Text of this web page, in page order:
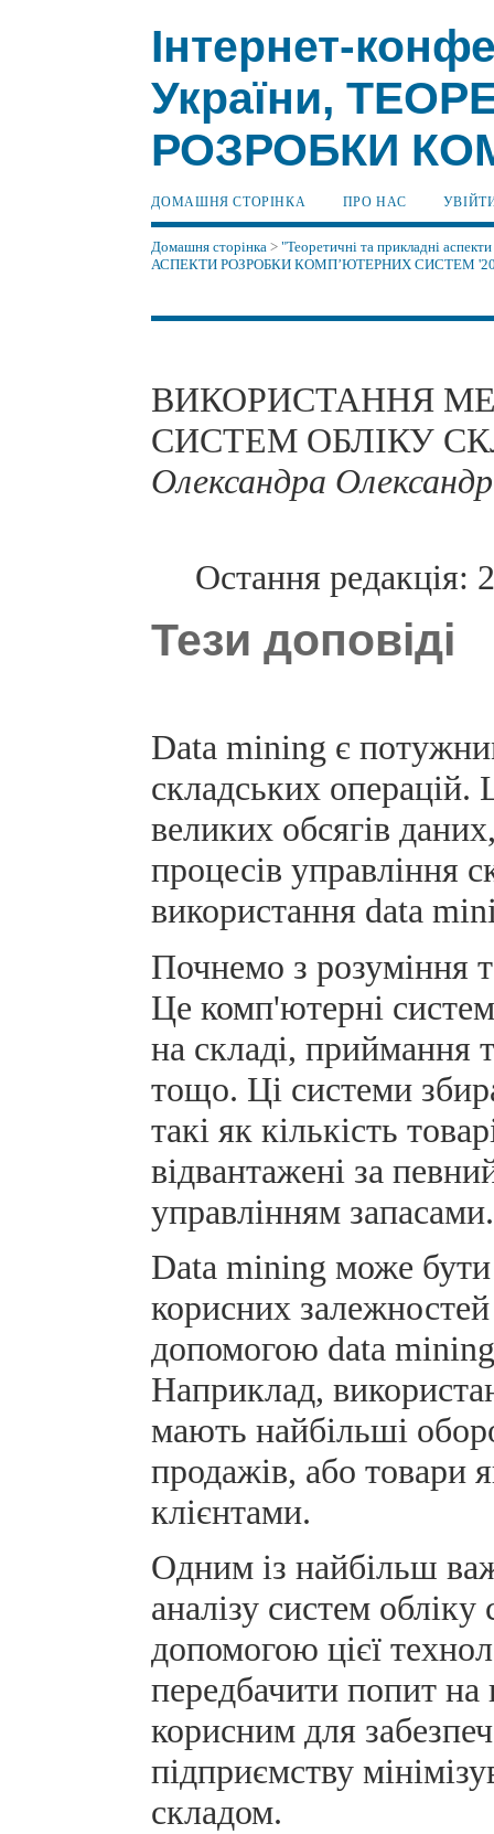
Інтернет-
України,
РОЗРОБКИ
ДОМАШНЯ СТОРІНКА ПРО НАС
Домашня сторінка >"Теоретичні та прикладні
АСПЕКТИ РОЗРОБКИ КОМП’ЮТЕРНИХ СИСТЕМ
ВИКОРИСТАННЯ
СИСТЕМ ОБЛІКУ
Олександра
Остання редакція:
Тези доповіді
Data mining є
складських операцій.
великих обсягів
процесів управління
використання data
Почнемо з розуміння
Це комп'ютерні
на складі, приймання
тощо. Ці системи
такі як кількість
відвантажені за
управлінням запасами.
Data mining може бути
корисних
допомогою data
Наприклад,
мають найбільші
продажів, або товари
клієнтами.
Одним із найбільш
аналізу систем
допомогою цієї
передбачити попит
корисним для
підприємству
складом.